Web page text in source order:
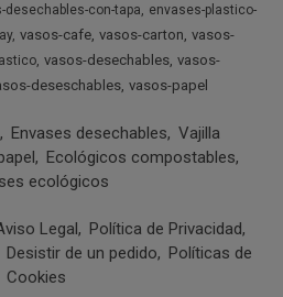
desechables-con-tapa
envases-plastico-
vasos-cafe vasos-carton vasos-
vasos-desechables vasos-
deseschables vasos-papel
Envases desechables
Vajilla
Ecológicos compostables
ecológicos
Legal
Política de Privacidad
Desistir de un pedido
Políticas de
Cookies